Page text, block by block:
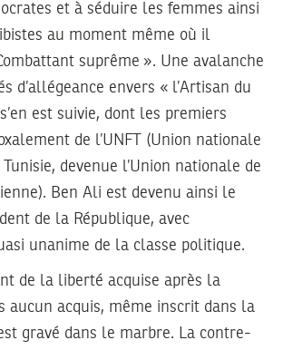
et à séduire les femmes ainsi
au moment même où il
suprême ». Une avalanche
d’allégeance envers « l’Artisan du
est suivie, dont les premiers
de l’UNFT (Union nationale
devenue l’Union nationale de
Ben Ali est devenu ainsi le
de la République, avec
unanime de la classe politique.
de la liberté acquise après la
aucun acquis, même inscrit dans la
gravé dans le marbre. La contre-